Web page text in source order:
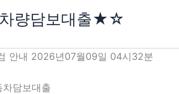
량담보대출★☆
안내 2026년07월09일 04시32분
담보대출